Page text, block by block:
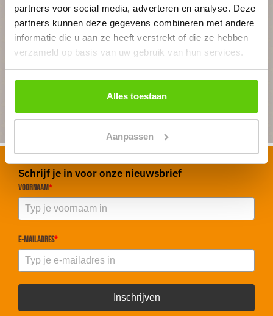
partners voor social media, adverteren en analyse. Deze
partners kunnen deze gegevens combineren met andere
informatie die u aan ze heeft verstrekt of die ze hebben
verzameld op basis van uw gebruik van hun services.
Alles toestaan
Aanpassen
Geheel vrijblijvend
BEGIN MET PLANNEN
Schrijf je in voor onze nieuwsbrief
Voornaam*
E-mailadres*
Inschrijven